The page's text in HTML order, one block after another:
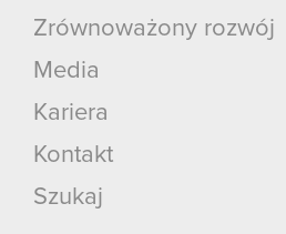
Zrównoważony rozwój
Media
Kariera
Kontakt
Szukaj